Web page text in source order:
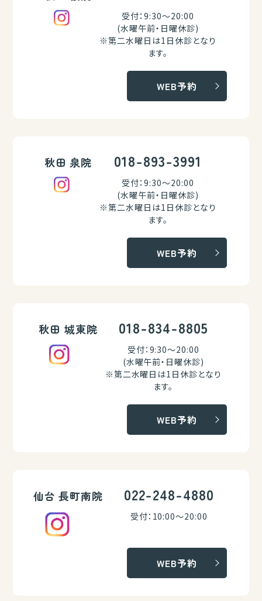
受付：9:30～20:00
(水曜午前・日曜休診)
※第二水曜日は1日休診となり
ます。
WEB予約
秋田 泉院 018-893-3991
受付：9:30～20:00
(水曜午前・日曜休診)
※第二水曜日は1日休診となり
ます。
WEB予約
秋田 城東院 018-834-8805
受付：9:30～20:00
(水曜午前・日曜休診)
※第二水曜日は1日休診となり
ます。
WEB予約
仙台 長町南院 022-248-4880
受付：10:00～20:00
WEB予約